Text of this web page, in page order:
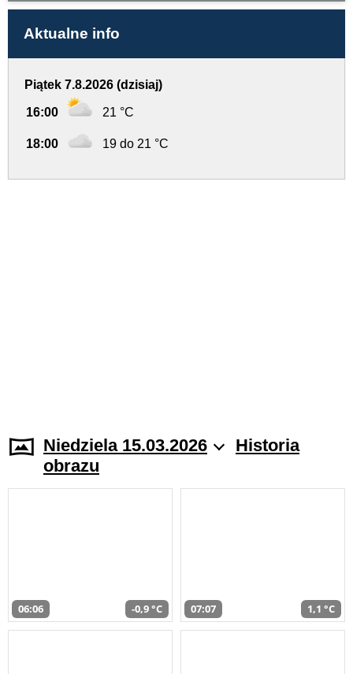
Aktualne info
Piątek 7.8.2026 (dzisiaj)
16:00 21 °C
18:00 19 do 21 °C
Niedziela 15.03.2026
Historia
obrazu
06:06 -0,9 °C 07:07 1,1 °C